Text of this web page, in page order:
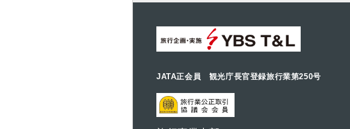
JATA正会員 観光庁長官登録旅行業第250号